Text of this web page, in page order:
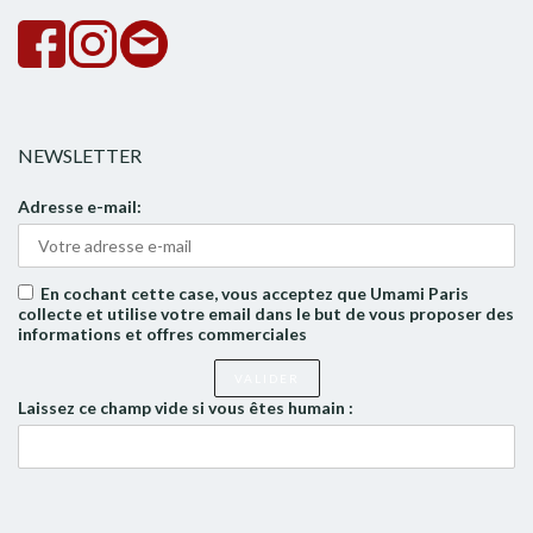
NEWSLETTER
Adresse e-mail:
En cochant cette case, vous acceptez que Umami Paris
collecte et utilise votre email dans le but de vous proposer des
informations et offres commerciales
Laissez ce champ vide si vous êtes humain :